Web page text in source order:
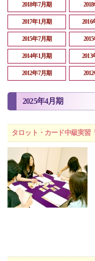
2018年7月期
2017年1月期 2016
2015年7月期
2014年1月期 2013
2012年7月期
2025年4月期
タロット・カード中級実